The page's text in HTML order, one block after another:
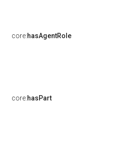
core:hasAgentRole
core:hasPart